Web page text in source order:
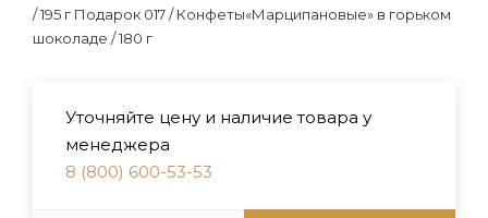
/ 195 г Подарок 017 / Конфеты«Марципановые» в горьком
шоколаде / 180 г
Уточняйте цену и наличие товара у
менеджера
8 (800) 600-53-53